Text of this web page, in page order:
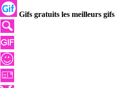
Gifs gratuits les meilleurs gifs